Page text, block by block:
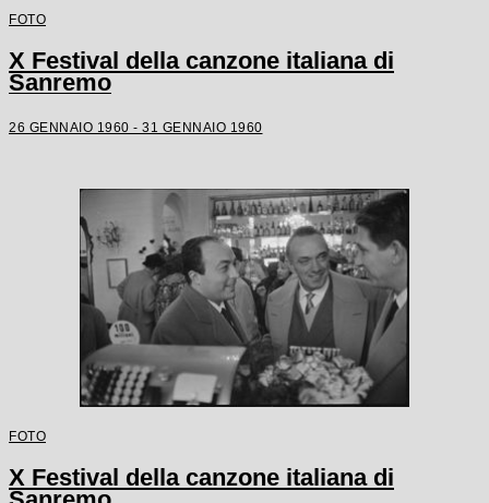
FOTO
X Festival della canzone italiana di
Sanremo
26 GENNAIO 1960 - 31 GENNAIO 1960
FOTO
X Festival della canzone italiana di